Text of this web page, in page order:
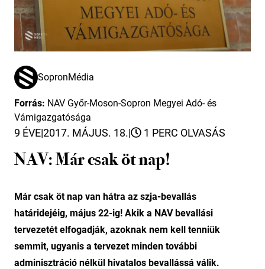
SopronMédia
Forrás: NAV Győr-Moson-Sopron Megyei Adó- és
Vámigazgatósága
9 ÉVE|2017. MÁJUS. 18.| 1 PERC OLVASÁS
NAV: Már csak öt nap!
Már csak öt nap van hátra az szja-bevallás
határidejéig, május 22-ig! Akik a NAV bevallási
tervezetét elfogadják, azoknak nem kell tenniük
semmit, ugyanis a tervezet minden további
adminisztráció nélkül hivatalos bevallássá válik.